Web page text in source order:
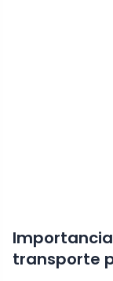
transporte